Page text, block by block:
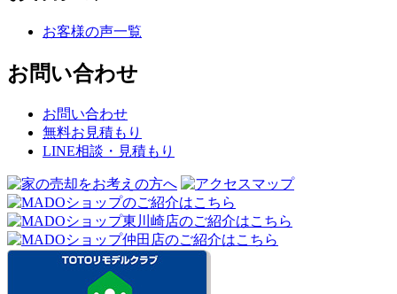
お客様の声一覧
お問い合わせ
お問い合わせ
無料お見積もり
LINE相談・見積もり